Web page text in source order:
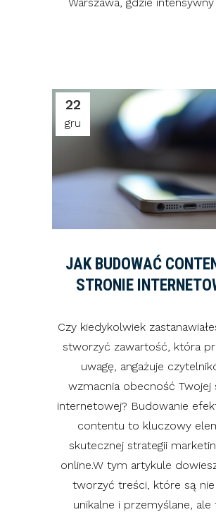
22
gru
JAK BUDOWAĆ
STRONIE
Czy kiedykolwiek
stworzyć zawartość, która
uwagę, angażuje
wzmacnia obecność Twojej
internetowej? Budowanie
contentu to kluczowy
skutecznej strategii
online.W tym artykule
tworzyć treści, które są
unikalne i przemyślane, ale